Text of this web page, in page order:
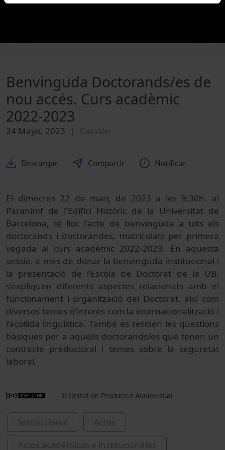
Benvinguda Doctorands/es de
nou accés. Curs acadèmic
2022-2023
24 Mayo, 2023 Catalán
Descargar Compartir Notificar
El dimecres 22 de març de 2023 a les 9:30h. al
Paranimf de l'Edifici Històric de la Universitat de
Barcelona, té lloc l'acte de benvinguda a tots els
doctorands i doctorandes, matriculats per primera
vegada al curs acadèmic 2022-2023. En aquesta
sessió, a més de donar la benvinguda institucional i
la presentació de l’Escola de Doctorat de la UB,
s’expliquen diferents aspectes relacionats amb el
funcionament i organització del Doctorat, així com
diversos temes d’interès com la internacionalització i
l’acollida lingüística. També es resolen les qüestions
bàsiques per a aquells doctorands/es que tenen un
contracte predoctoral i temes sobre la seguretat
laboral.
© Unitat de Producció Audiovisual
Institucional
Actos
Actos académicos e institucionales